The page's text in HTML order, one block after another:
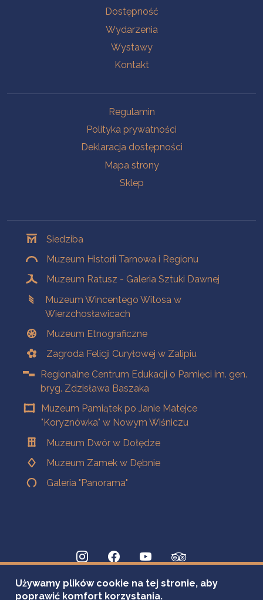
Dostępność
Wydarzenia
Wystawy
Kontakt
Regulamin
Polityka prywatności
Deklaracja dostępności
Mapa strony
Sklep
Siedziba
Muzeum Historii Tarnowa i Regionu
Muzeum Ratusz - Galeria Sztuki Dawnej
Muzeum Wincentego Witosa w
Wierzchosławicach
Muzeum Etnograficzne
Zagroda Felicji Curyłowej w Zalipiu
Regionalne Centrum Edukacji o Pamięci im. gen.
bryg. Zdzisława Baszaka
Muzeum Pamiątek po Janie Matejce
"Koryznówka" w Nowym Wiśniczu
Muzeum Dwór w Dołędze
Muzeum Zamek w Dębnie
Galeria "Panorama"
Używamy plików cookie na tej stronie, aby
poprawić komfort korzystania.